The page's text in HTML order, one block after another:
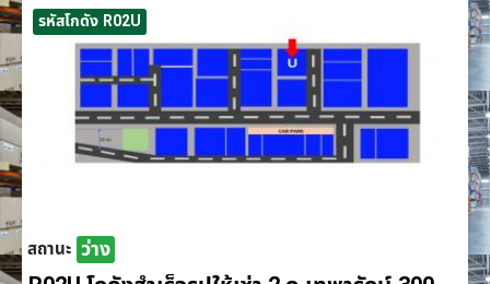
รหัสโกดัง R02U
สถานะ ว่าง